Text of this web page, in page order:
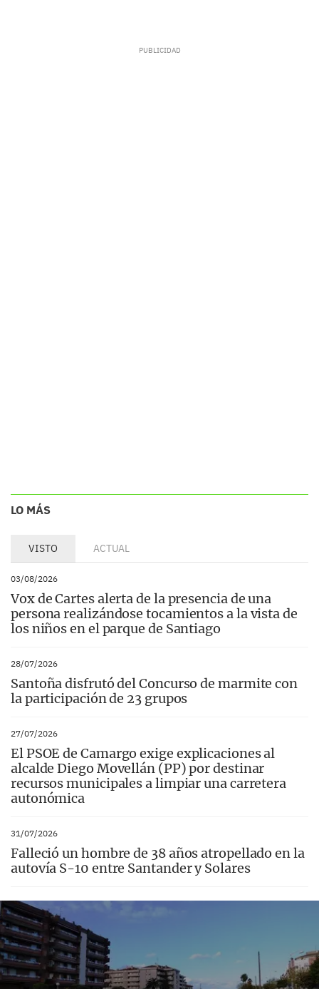
LO MÁS
VISTO ACTUAL
03/08/2026
Vox de Cartes alerta de la presencia de una
persona realizándose tocamientos a la vista de
los niños en el parque de Santiago
28/07/2026
Santoña disfrutó del Concurso de marmite con
la participación de 23 grupos
27/07/2026
El PSOE de Camargo exige explicaciones al
alcalde Diego Movellán (PP) por destinar
recursos municipales a limpiar una carretera
autonómica
31/07/2026
Falleció un hombre de 38 años atropellado en la
autovía S-10 entre Santander y Solares